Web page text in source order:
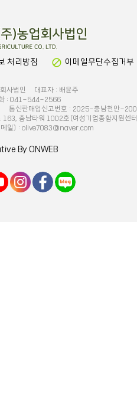
처리방침 block 이메일무단수집거부
사법인 대표자 : 배윤주
: 041-544-2566
신판매업신고번호 : 2025-충남천안-
163, 충남타워 1002호(여성기업종합지원센
메일) : olive7083@naver.com
By ONWEB